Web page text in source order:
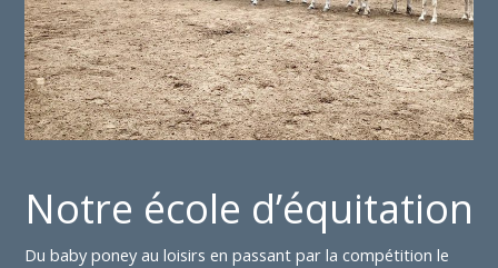
Notre école d’équitation
Du baby poney au loisirs en passant par la compétition le